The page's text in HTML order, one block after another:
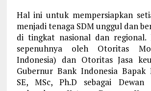
Hal ini untuk mempersiapkan
menjadi tenaga SDM unggul dan
di tingkat nasional dan regional.
sepenuhnya oleh Otoritas
Indonesia) dan Otoritas Jasa
Gubernur Bank Indonesia Bapak
SE, MSc, Ph.D sebagai